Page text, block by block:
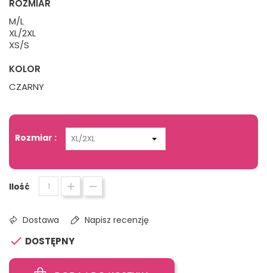
ROZMIAR
M/L
XL/2XL
XS/S
KOLOR
CZARNY
Rozmiar :
Ilość
Dostawa Napisz recenzję
 DOSTĘPNY